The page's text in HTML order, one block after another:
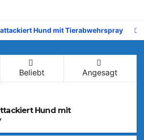
Hund mit Tierabwehrspray
Beliebt Angesagt
Hund mit